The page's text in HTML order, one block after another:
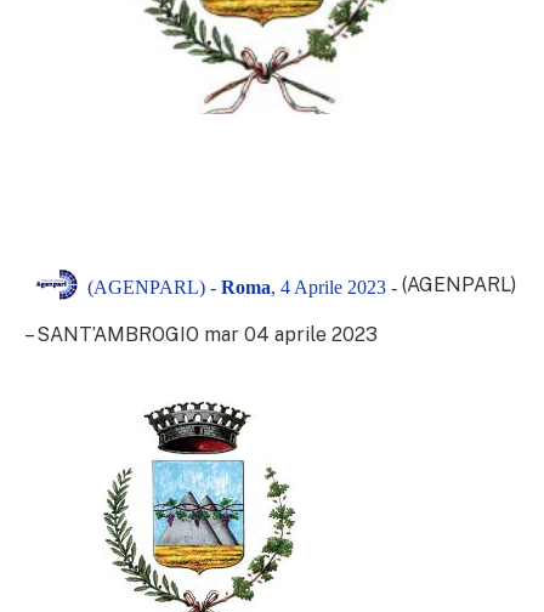
(AGENPARL) - Roma, 4 Aprile 2023 - (AGENPARL)
– SANT’AMBROGIO mar 04 aprile 2023